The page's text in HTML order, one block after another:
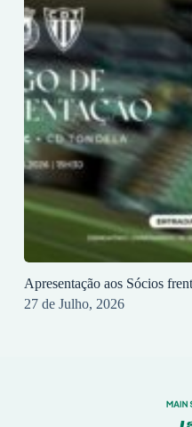
Apresentação aos Sócios
27 de Julho, 2026